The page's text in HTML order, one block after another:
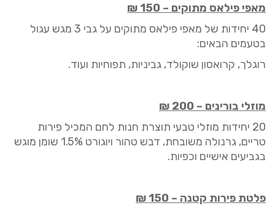
מאפי פילאס מתוקים –
150
₪
40 י חידות של מאפי פילאס מתוקים על גבי 3 מגש עגול
בטעמים הבאים:
רוגלך, קרואסון שוקולד, גביניות, תפוחיות ועוד.
מוזלי בורינים –
200
₪
20 יחידות מוזלי טבעי תוצרת חנות לחם המכיל פירות
טריים, גרנולה משובחת, דבש טהור ויוגורט 1.5% שומן מוגש
בגביעים אישיים וכפיות.
פלטת פירות קטנה –